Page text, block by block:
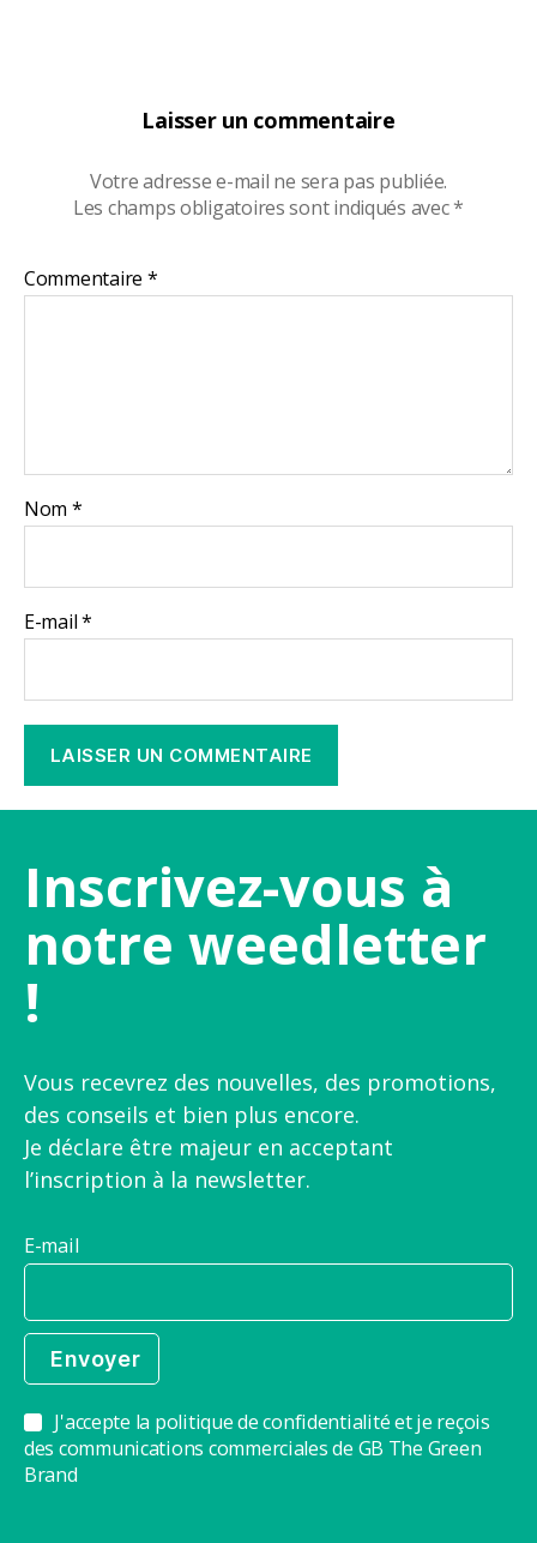
Laisser un commentaire
Votre adresse e-mail ne sera pas publiée.
Les champs obligatoires sont indiqués avec*
Commentaire *
Nom *
E-mail*
Inscrivez-vous à
notre weedletter
!
Vous recevrez des nouvelles, des promotions,
des conseils et bien plus encore.
Je déclare être majeur en acceptant
l’inscription à la newsletter.
E-mail
J'accepte la politique de confidentialité et je reçois
des communications commerciales de GB The Green
Brand